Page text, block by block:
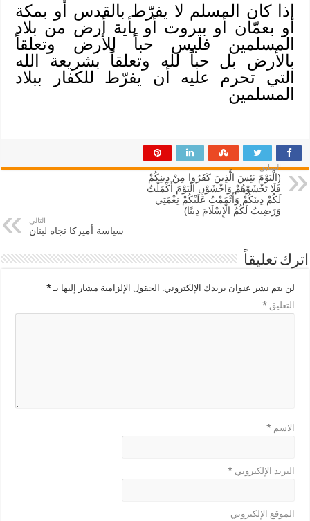
إذا كان المسلم لا يفرّط بالقدس أو بمكة
أو بعمّان أو بيروت أو بأية أرض من بلاد
المسلمين فليس حباً للأرض وتعلقاً
بالأرض بل حباً لله وتعلقاً بشريعة الله
التي تحرم عليه أن يفرّط للكفار ببلاد
المسلمين
السابق
(الْيَوْمَ يَئِسَ الَّذِينَ كَفَرُوا مِنْ دِينِكُمْ
فَلَا تَخْشَوْهُمْ وَاخْشَوْنِ الْيَوْمَ أَكْمَلْتُ
لَكُمْ دِينَكُمْ وَأَتْمَمْتُ عَلَيْكُمْ نِعْمَتِي
وَرَضِيتُ لَكُمُ الْإِسْلَامَ دِينًا)
التالي
سياسة أميركا تجاه لبنان
اترك تعليقاً
لن يتم نشر عنوان بريدك الإلكتروني. الحقول الإلزامية مشار إليها بـ*
التعليق*
الاسم*
البريد الإلكتروني*
الموقع الإلكتروني